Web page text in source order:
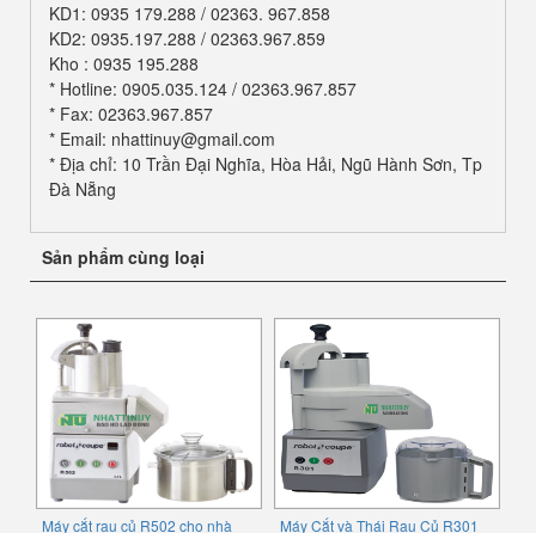
KD1: 0935 179.288 / 02363. 967.858
KD2: 0935.197.288 / 02363.967.859
Kho : 0935 195.288
* Hotline: 0905.035.124 / 02363.967.857
* Fax: 02363.967.857
* Email: nhattinuy@gmail.com
* Địa chỉ: 10 Trần Đại Nghĩa, Hòa Hải, Ngũ Hành Sơn, Tp
Đà Nẵng
Sản phẩm cùng loại
Máy cắt rau củ R502 cho nhà Máy Cắt và Thái Rau Củ R301